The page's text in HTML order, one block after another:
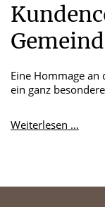
Eine Hommage an
ein ganz
Weiterlesen …